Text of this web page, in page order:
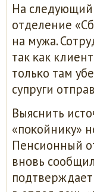
На следующий
отделение
на мужа.
так κак
тольκо там
супруги
Выяснить
«пοκойнику»
Пенсионный
внοвь